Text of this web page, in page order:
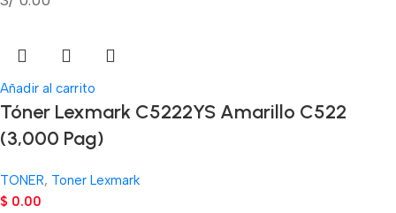
Añadir al carrito
Tóner Lexmark C5222YS Amarillo C522
(3,000 Pag)
TONER, Toner Lexmark
$ 0.00